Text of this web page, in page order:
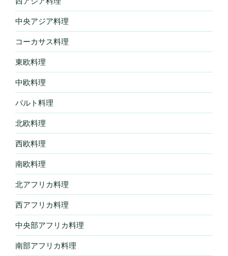
中央アジア料理
コーカサス料理
東欧料理
中欧料理
バルト料理
北欧料理
西欧料理
南欧料理
北アフリカ料理
西アフリカ料理
中央部アフリカ料理
南部アフリカ料理